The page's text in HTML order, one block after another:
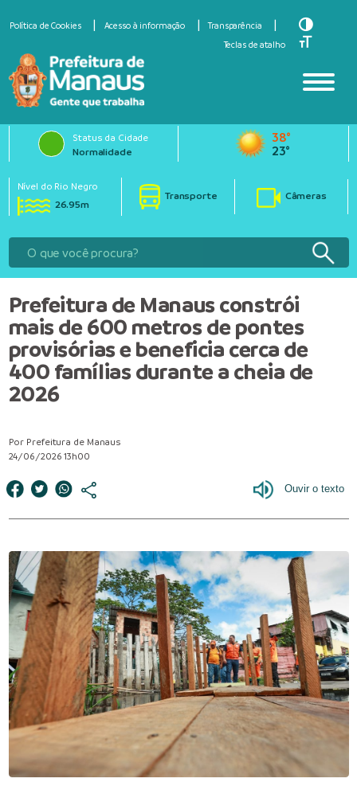
Política de Cookies Acesso à informação
Transparência
Teclas de atalho
Toggle
Toggle
Status da Cidade
Normalidade
38°
23°
Nível do Rio Negro
26.95m
Transporte Câmeras
Prefeitura de Manaus constrói
mais de 600 metros de pontes
provisórias e beneficia cerca de
400 famílias durante a cheia de
2026
Por Prefeitura de Manaus
24/06/2026 13h00